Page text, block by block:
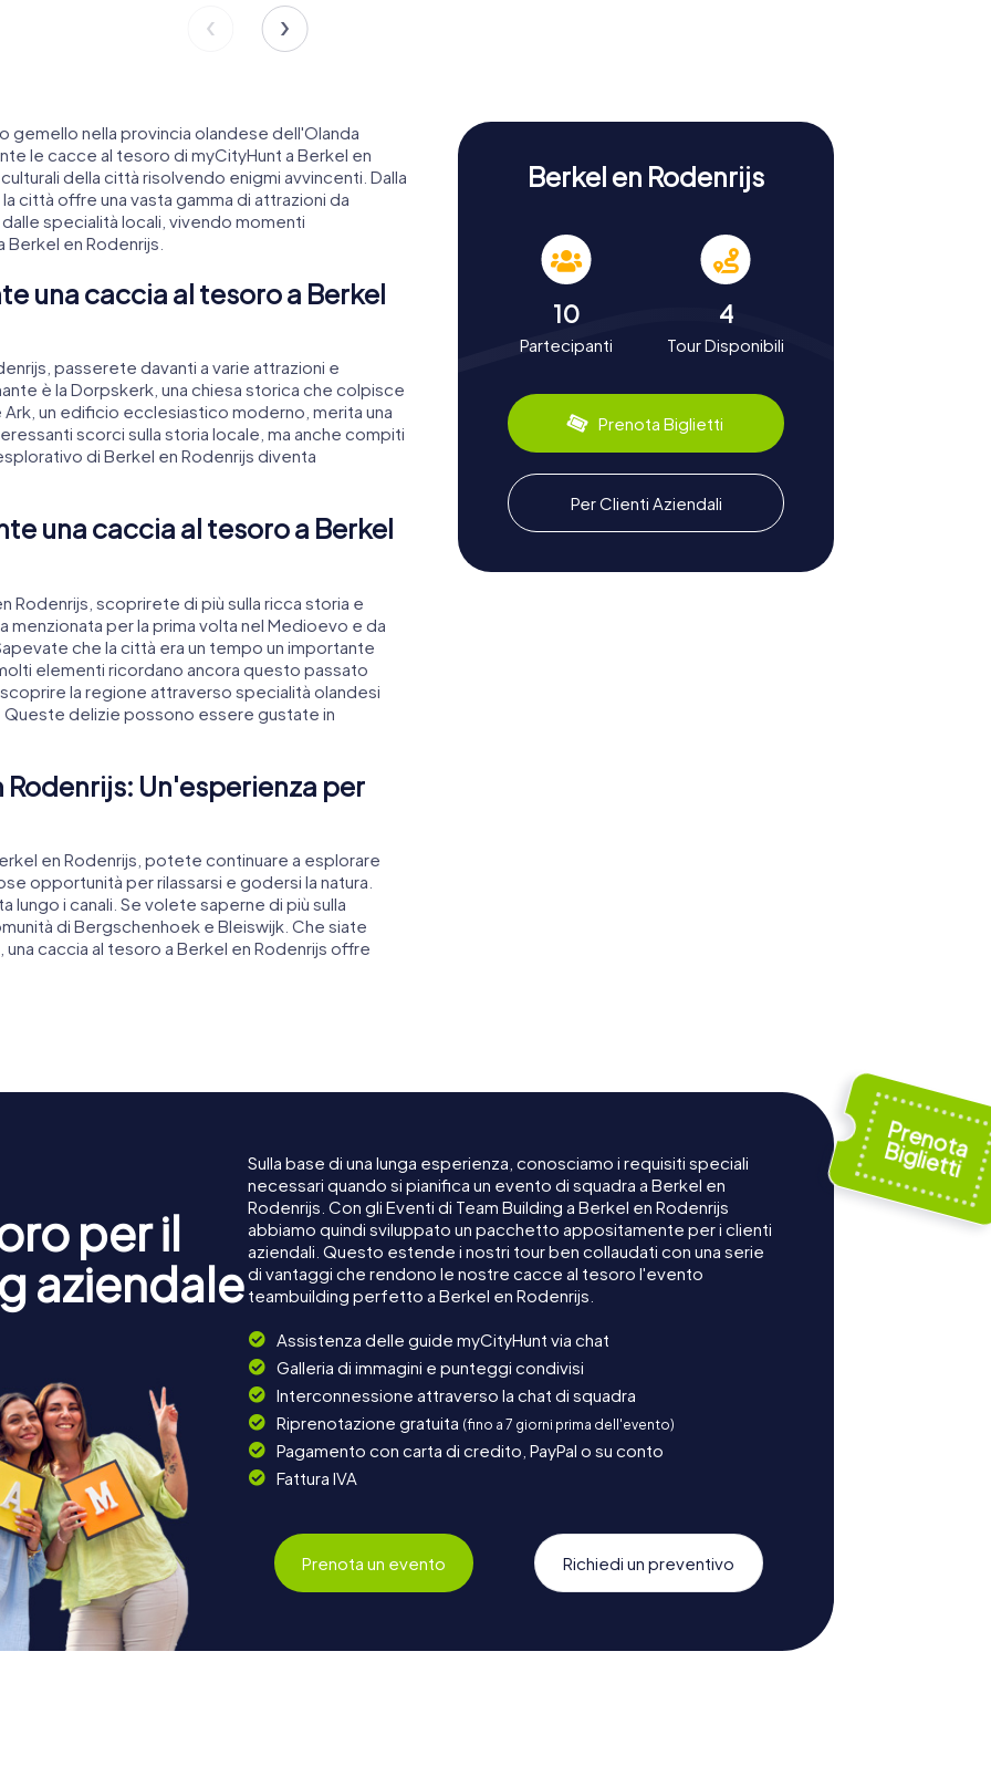
gemello nella provincia olandese dell'Olanda
le cacce al tesoro di myCityHunt a Berkel en
della città risolvendo enigmi avvincenti. Dalla
città offre una vasta gamma di attrazioni da
specialità locali, vivendo momenti
en Rodenrijs.
una caccia al tesoro a Berkel
passerete davanti a varie attrazioni e
è la Dorpskerk, una chiesa storica che colpisce
un edificio ecclesiastico moderno, merita una
scorci sulla storia locale, ma anche compiti
di Berkel en Rodenrijs diventa
una caccia al tesoro a Berkel
Rodenrijs, scoprirete di più sulla ricca storia e
menzionata per la prima volta nel Medioevo e da
che la città era un tempo un importante
elementi ricordano ancora questo passato
la regione attraverso specialità olandesi
delizie possono essere gustate in
Un'esperienza per
en Rodenrijs, potete continuare a esplorare
opportunità per rilassarsi e godersi la natura.
i canali. Se volete saperne di più sulla
di Bergschenhoek e Bleiswijk. Che siate
una caccia al tesoro a Berkel en Rodenrijs offre
Berkel en Rodenrijs
10
Partecipanti
4
Tour Disponibili
Prenota Biglietti
Per Clienti Aziendali
per il
aziendale
Sulla base di una lunga esperienza, conosciamo i requisiti speciali
necessari quando si pianifica un evento di squadra a Berkel en
Rodenrijs. Con gli Eventi di Team Building a Berkel en Rodenrijs
abbiamo quindi sviluppato un pacchetto appositamente per i clienti
aziendali. Questo estende i nostri tour ben collaudati con una serie
di vantaggi che rendono le nostre cacce al tesoro l'evento
teambuilding perfetto a Berkel en Rodenrijs.
Assistenza delle guide myCityHunt via chat
Galleria di immagini e punteggi condivisi
Interconnessione attraverso la chat di squadra
Riprenotazione gratuita (fino a 7 giorni prima dell'evento)
Pagamento con carta di credito, PayPal o su conto
Fattura IVA
Prenota un evento Richiedi un preventivo